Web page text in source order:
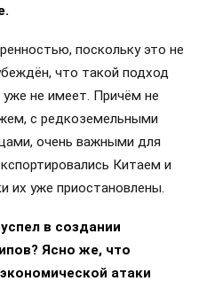
поскольку это не
что такой подход
не имеет. Причём не
с редкоземельными
очень важными для
Китаем и
их уже приостановлены.
в создании
Ясно же, что
атаки